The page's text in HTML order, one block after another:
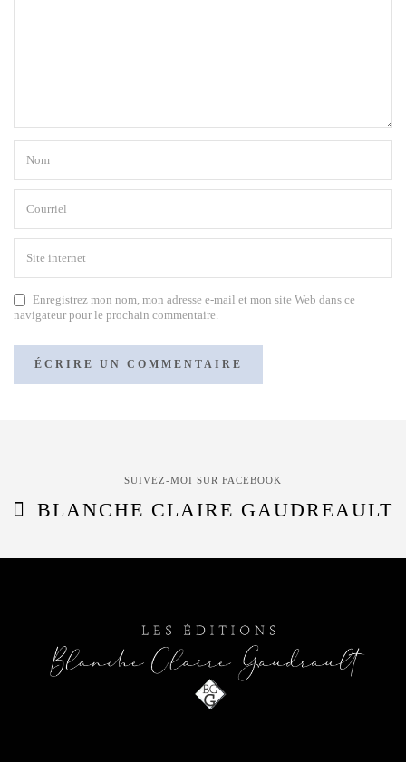
Enregistrez mon nom, mon adresse e-mail et mon site Web dans ce
navigateur pour le prochain commentaire.
SUIVEZ-MOI SUR FACEBOOK
BLANCHE CLAIRE GAUDREAULT